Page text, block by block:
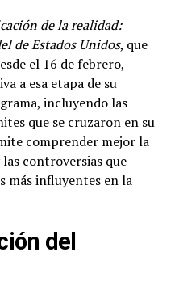
de la realidad:
de Estados Unidos, que
el 16 de febrero,
a esa etapa de su
incluyendo las
que se cruzaron en su
comprender mejor la
controversias que
más influyentes en la
del